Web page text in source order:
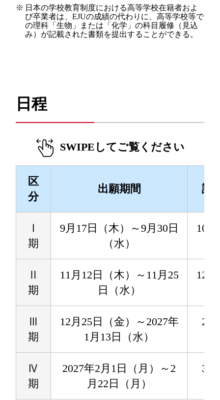
※ 日本の学校教育制度における高等学校在籍者およ
び卒業者は、EJUの成績の代わりに、高等学校等で
の理科「生物」または「化学」の科目履修（見込
み）が記載された書類を提出することができる。
日程
SWIPEしてご覧ください
区
分
出願期間 試
Ⅰ
期
9月17日（木）～9月30日
（水）
10
Ⅱ
期
11月12日（木）～11月25
日（水）
12
Ⅲ
期
12月25日（金）～2027年
1月13日（水）
2
Ⅳ
期
2027年2月1日（月）～2
月22日（月）
3